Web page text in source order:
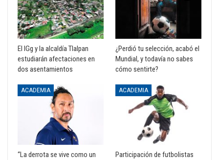
El IGg y la alcaldía Tlalpan
estudiarán afectaciones en
dos asentamientos
¿Perdió tu selección, acabó el
Mundial, y todavía no sabes
cómo sentirte?
ACADEMIA
“La derrota se vive como un
ACADEMIA
Participación de futbolistas